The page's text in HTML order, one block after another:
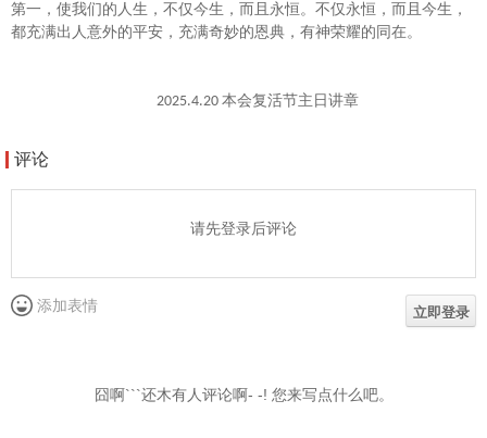
第一，使我们的人生，不仅今生，而且永恒。不仅永恒，而且今生，
都充满出人意外的平安，充满奇妙的恩典，有神荣耀的同在。
2025.4.20 本会复活节主日讲章